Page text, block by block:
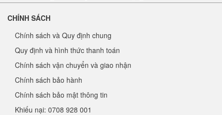
CHÍNH SÁCH
Chính sách và Quy định chung
Quy định và hình thức thanh toán
Chính sách vận chuyển và giao nhận
Chính sách bảo hành
Chính sách bảo mật thông tin
Khiếu nại: 0708 928 001